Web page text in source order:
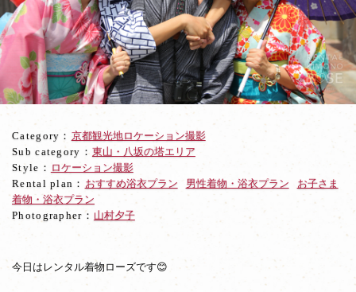
周
年
記
の
日
で
影
Category： 京都観光地ロケーション撮影
Sub category： 東山・八坂の塔エリア
Style： ロケーション撮影
Rental plan： おすすめ浴衣プラン 男性着物・浴衣プラン
お子さま
着物・浴衣プラン
Photographer： 山村夕子
今日はレンタル着物ローズです😊